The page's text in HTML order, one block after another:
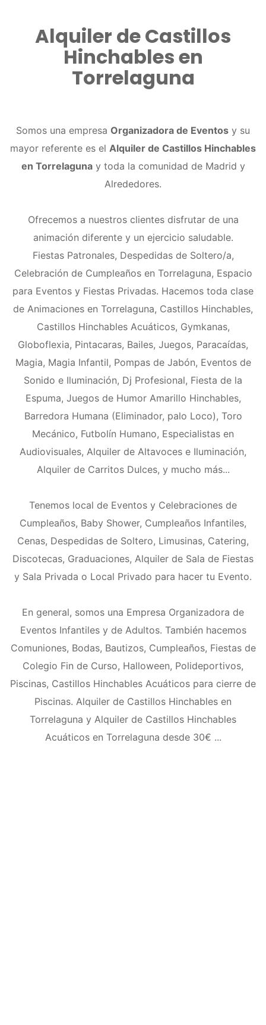
Alquiler de Castillos
Hinchables en
Torrelaguna
Somos una empresa Organizadora de Eventos y su
mayor referente es el Alquiler de Castillos Hinchables
en Torrelagunay toda la comunidad de Madrid y
Alrededores.
Ofrecemos a nuestros clientes disfrutar de una
animación diferente y un ejercicio saludable.
Fiestas Patronales, Despedidas de Soltero/a,
Celebración de Cumpleaños en Torrelaguna, Espacio
para Eventos y Fiestas Privadas. Hacemos toda clase
de Animaciones en Torrelaguna, Castillos Hinchables,
Castillos Hinchables Acuáticos, Gymkanas,
Globoflexia, Pintacaras, Bailes, Juegos, Paracaídas,
Magia, Magia Infantil, Pompas de Jabón, Eventos de
Sonido e Iluminación, Dj Profesional, Fiesta de la
Espuma, Juegos de Humor Amarillo Hinchables,
Barredora Humana (Eliminador, palo Loco), Toro
Mecánico, Futbolín Humano, Especialistas en
Audiovisuales, Alquiler de Altavoces e Iluminación,
Alquiler de Carritos Dulces, y mucho más...
Tenemos local de Eventos y Celebraciones de
Cumpleaños, Baby Shower, Cumpleaños Infantiles,
Cenas, Despedidas de Soltero, Limusinas, Catering,
Discotecas, Graduaciones, Alquiler de Sala de Fiestas
y Sala Privada o Local Privado para hacer tu Evento.
En general, somos una Empresa Organizadora de
Eventos Infantiles y de Adultos. También hacemos
Comuniones, Bodas, Bautizos, Cumpleaños, Fiestas de
Colegio Fin de Curso, Halloween, Polideportivos,
Piscinas, Castillos Hinchables Acuáticos para cierre de
Piscinas. Alquiler de Castillos Hinchables en
Torrelaguna y Alquiler de Castillos Hinchables
Acuáticos en Torrelaguna desde 30€ ...